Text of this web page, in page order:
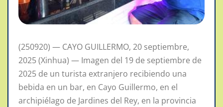
(250920) — CAYO GUILLERMO, 20 septiembre,
2025 (Xinhua) — Imagen del 19 de septiembre de
2025 de un turista extranjero recibiendo una
bebida en un bar, en Cayo Guillermo, en el
archipiélago de Jardines del Rey, en la provincia